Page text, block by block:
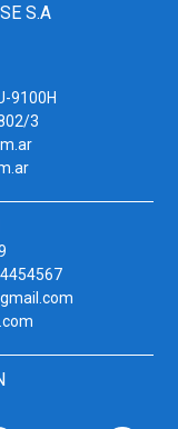
S.A
9100H
3